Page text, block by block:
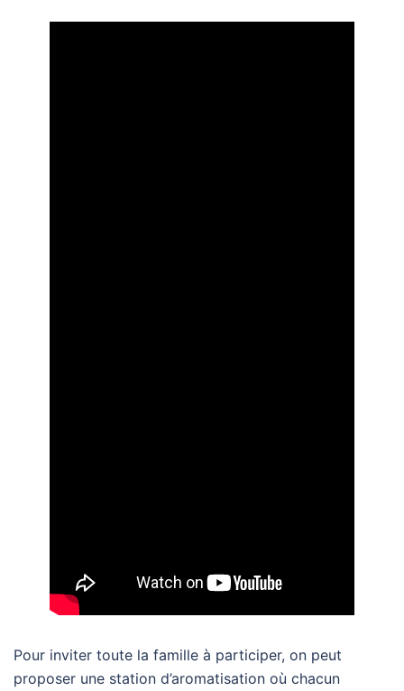
Pour inviter toute la famille à participer, on peut
proposer une station d’aromatisation où chacun